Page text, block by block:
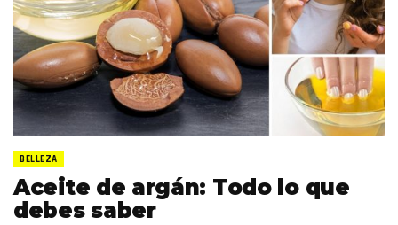
BELLEZA
Aceite de argán: Todo lo que
debes saber